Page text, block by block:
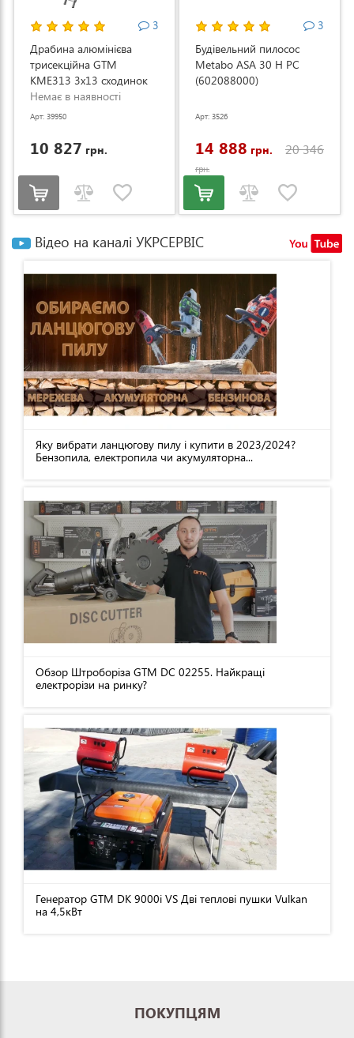
3
Драбина алюмінієва
трисекційна GTM
KME313 3x13 сходинок
3.53-8.93м (KME313)
Немає в наявності
Арт: 39950
10 827 грн.
3
Будівельний пилосос
Metabo ASA 30 H PC
(602088000)
Арт: 3526
14 888 грн. 20 346
грн.
Відео на каналі УКРСЕРВІС
Яку вибрати ланцюгову пилу і купити в 2023/2024?
Бензопила, електропила чи акумуляторна...
Обзор Штроборіза GTM DC 02255. Найкращі
електрорізи на ринку?
Генератор GTM DK 9000i VS Дві теплові пушки Vulkan
на 4,5кВт
ПОКУПЦЯМ